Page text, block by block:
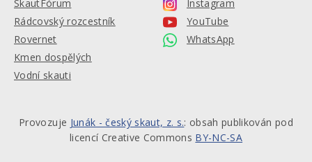
SkautFórum
Rádcovský rozcestník
Rovernet
Kmen dospělých
Vodní skauti
Instagram
YouTube
WhatsApp
Provozuje Junák - český skaut, z. s.: obsah publikován pod
licencí Creative Commons BY-NC-SA